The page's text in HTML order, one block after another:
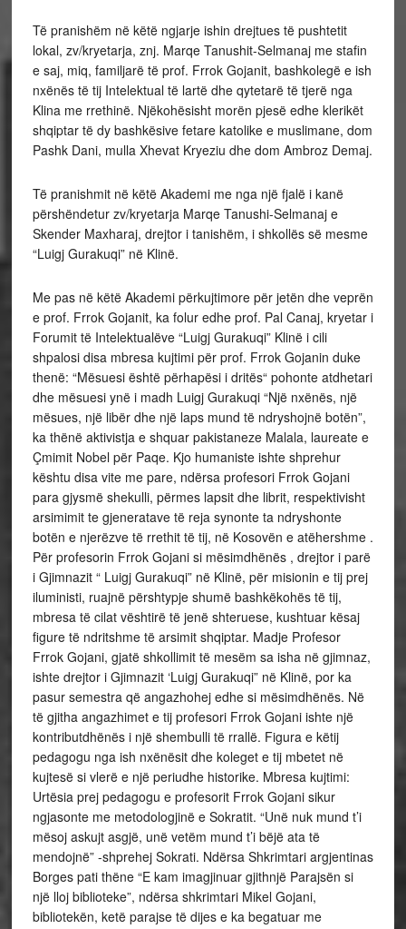
Të pranishëm në këtë ngjarje ishin drejtues të pushtetit
lokal, zv/kryetarja, znj. Marqe Tanushit-Selmanaj me stafin
e saj, miq, familjarë të prof. Frrok Gojanit, bashkolegë e ish
nxënës të tij Intelektual të lartë dhe qytetarë të tjerë nga
Klina me rrethinë. Njëkohësisht morën pjesë edhe klerikët
shqiptar të dy bashkësive fetare katolike e muslimane, dom
Pashk Dani, mulla Xhevat Kryeziu dhe dom Ambroz Demaj.
Të pranishmit në këtë Akademi me nga një fjalë i kanë
përshëndetur zv/kryetarja Marqe Tanushi-Selmanaj e
Skender Maxharaj, drejtor i tanishëm, i shkollës së mesme
“Luigj Gurakuqi” në Klinë.
Me pas në këtë Akademi përkujtimore për jetën dhe veprën
e prof. Frrok Gojanit, ka folur edhe prof. Pal Canaj, kryetar i
Forumit të Intelektualëve “Luigj Gurakuqi” Klinë i cili
shpalosi disa mbresa kujtimi për prof. Frrok Gojanin duke
thenë: “Mësuesi është përhapësi i dritës“ pohonte atdhetari
dhe mësuesi ynë i madh Luigj Gurakuqi “Një nxënës, një
mësues, një libër dhe një laps mund të ndryshojnë botën”,
ka thënë aktivistja e shquar pakistaneze Malala, laureate e
Çmimit Nobel për Paqe. Kjo humaniste ishte shprehur
kështu disa vite me pare, ndërsa profesori Frrok Gojani
para gjysmë shekulli, përmes lapsit dhe librit, respektivisht
arsimimit te gjeneratave të reja synonte ta ndryshonte
botën e njerëzve të rrethit të tij, në Kosovën e atëhershme .
Për profesorin Frrok Gojani si mësimdhënës , drejtor i parë
i Gjimnazit “ Luigj Gurakuqi” në Klinë, për misionin e tij prej
iluministi, ruajnë përshtypje shumë bashkëkohës të tij,
mbresa të cilat vështirë të jenë shteruese, kushtuar kësaj
figure të ndritshme të arsimit shqiptar. Madje Profesor
Frrok Gojani, gjatë shkollimit të mesëm sa isha në gjimnaz,
ishte drejtor i Gjimnazit ‘Luigj Gurakuqi” në Klinë, por ka
pasur semestra që angazhohej edhe si mësimdhënës. Në
të gjitha angazhimet e tij profesori Frrok Gojani ishte një
kontributdhënës i një shembulli të rrallë. Figura e këtij
pedagogu nga ish nxënësit dhe koleget e tij mbetet në
kujtesë si vlerë e një periudhe historike. Mbresa kujtimi:
Urtësia prej pedagogu e profesorit Frrok Gojani sikur
ngjasonte me metodologjinë e Sokratit. “Unë nuk mund t’i
mësoj askujt asgjë, unë vetëm mund t’i bëjë ata të
mendojnë” -shprehej Sokrati. Ndërsa Shkrimtari argjentinas
Borges pati thëne “E kam imagjinuar gjithnjë Parajsën si
një lloj biblioteke”, ndërsa shkrimtari Mikel Gojani,
bibliotekën, ketë parajse të dijes e ka begatuar me